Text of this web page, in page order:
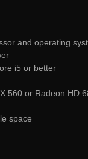
and operating
i5 or better
560 or Radeon HD
space